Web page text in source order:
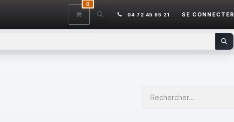
CONTACTEZ-NOUS AIDE
0
04 72 45 65 21 SE CONNECTER